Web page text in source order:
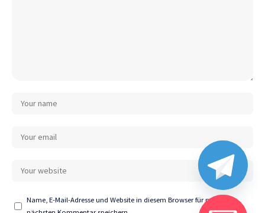
Name, E-Mail-Adresse und Website in diesem Browser für meinen